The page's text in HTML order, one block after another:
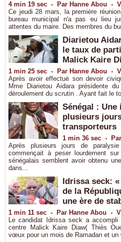
4 min 19 sec - Par Hanne Abou -
Ce jeudi 28 mars, la première
bureau municipal n'a pas eu lieu
attentes du maire. Des membres du
Diarietou
le taux de
Malick Kaire
1 min 25 sec - Par Hanne Abou -
Après avoir effectué son devoir
Mme Diarietou Aidara présidente
déroulement du scrutin . Ayant fait le
Sénégal : Une
plusieurs
transporteurs
1 min 36 sec-
Après plusieurs jours de
commençait à peser lourdement
sénégalais semblent avoir obtenu
dans...
Idrissa seck:
de la
une ère de
1 min 11 sec - Par Hanne Abou -
Le candidat Idrissa seck a
centre Malick Kaire Diaw( Thiès
vœux pour un mois de Ramadan et un